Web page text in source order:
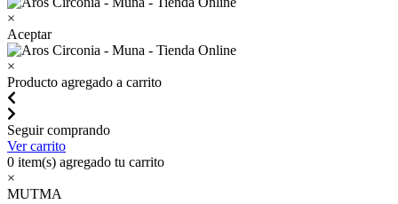
×
Aceptar
×
Producto agregado a carrito
Seguir comprando
Ver carrito
0 item(s) agregado tu carrito
×
MUTMA